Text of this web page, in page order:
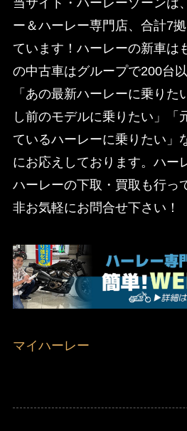
ー＆ハーレー専門店、合計7
ています！ハーレーの新車は
の中古車はグループで200台
「あの最新ハーレーに乗りた
し前のモデルに乗りたい」「
ているハーレーに乗りたい」
にお応えしております。ハー
ハーレーの下取・買取も行っ
非お気軽にお問合せ下さい！
マイハーレー